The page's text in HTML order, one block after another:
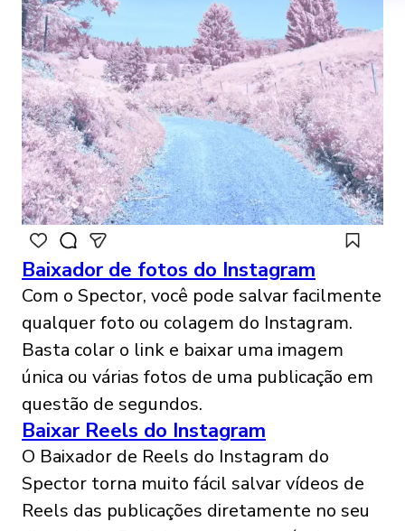
Baixador de fotos do Instagram
Com o Spector, você pode salvar facilmente
qualquer foto ou colagem do Instagram.
Basta colar o link e baixar uma imagem
única ou várias fotos de uma publicação em
questão de segundos.
Baixar Reels do Instagram
O Baixador de Reels do Instagram do
Spector torna muito fácil salvar vídeos de
Reels das publicações diretamente no seu